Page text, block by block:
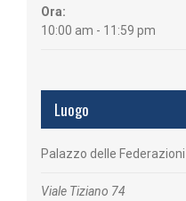
Ora:
10:00 am - 11:59 pm
Luogo
Palazzo delle Federazioni
Viale Tiziano 74